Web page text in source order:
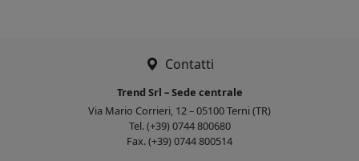
Contatti
Trend Srl – Sede centrale
Via Mario Corrieri, 12 – 05100 Terni (TR)
Tel. (+39) 0744 800680
Fax. (+39) 0744 800514